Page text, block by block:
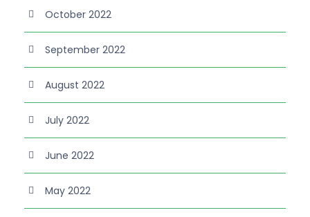
October 2022
September 2022
August 2022
July 2022
June 2022
May 2022